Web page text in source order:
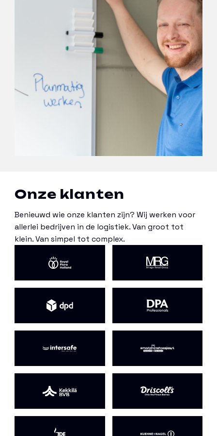
Onze klanten
Benieuwd wie onze klanten zijn? Wij werken voor
allerlei bedrijven in de logistiek. Van groot tot
klein. Van simpel tot complex.